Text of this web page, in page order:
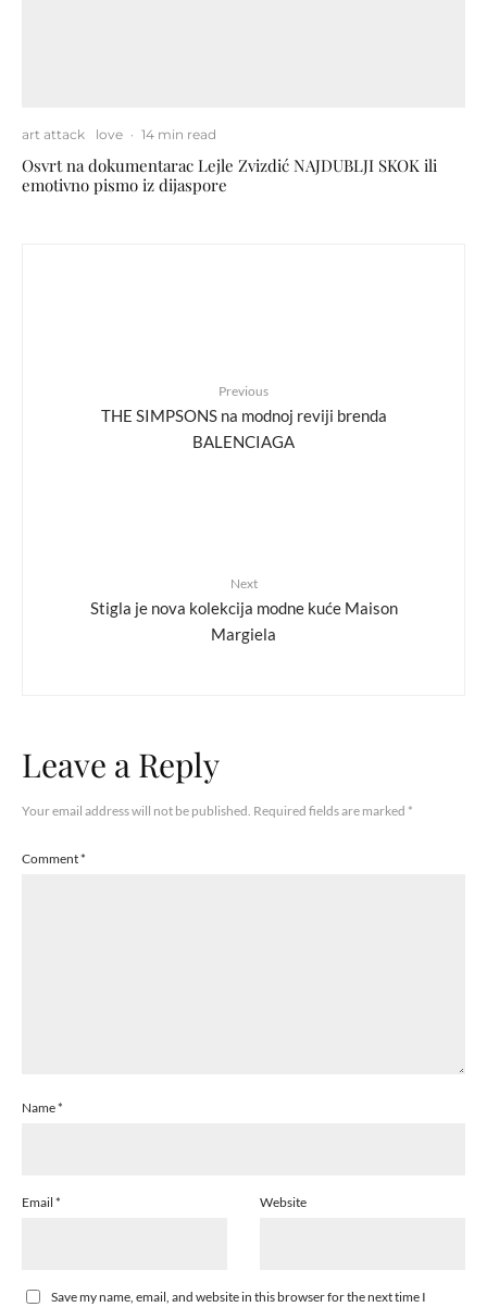
art attack love · 14 min read
Osvrt na dokumentarac Lejle Zvizdić NAJDUBLJI SKOK ili
emotivno pismo iz dijaspore
Previous
THE SIMPSONS na modnoj reviji brenda
BALENCIAGA
Next
Stigla je nova kolekcija modne kuće Maison
Margiela
Leave a Reply
Your email address will not be published. Required fields are marked *
Comment*
Name*
Email * Website
Save my name, email, and website in this browser for the next time I